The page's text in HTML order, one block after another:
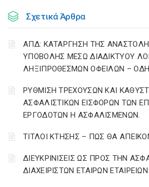
Σχετικά Άρθρα
ΑΠΔ: ΚΑΤΑΡΓΗΣΗ ΤΗΣ
ΥΠΟΒΟΛΗΣ ΜΕΣΩ ΔΙΑΔΙΚΤΥΟΥ
ΛΗΞΙΠΡΟΘΕΣΜΩΝ ΟΦΕΙΛΩΝ –
ΡΥΘΜΙΣΗ ΤΡΕΧΟΥΣΩΝ ΚΑΙ
ΑΣΦΑΛΙΣΤΙΚΩΝ ΕΙΣΦΟΡΩΝ ΤΩΝ
ΕΡΓΟΔΟΤΩΝ Η ΑΣΦΑΛΙΣΜΕΝΩΝ.
ΤΙΤΛΟΙ ΚΤΗΣΗΣ – ΠΩΣ ΘΑ
ΔΙΕΥΚΡΙΝΙΣΕΙΣ ΩΣ ΠΡΟΣ ΤΗΝ
ΔΙΑΧΕΙΡΙΣΤΩΝ ΕΤΑΙΡΩΝ ΕΤΑΙΡΕΙΩΝ